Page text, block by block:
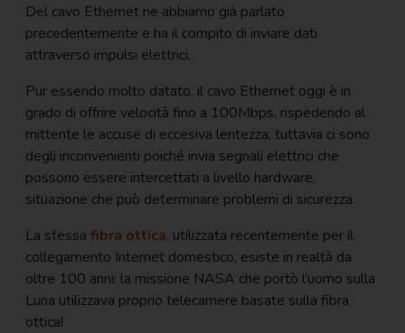
Del cavo Ethernet ne abbiamo già parlato
precedentemente e ha il compito di inviare dati
attraverso impulsi elettrici.
Pur essendo molto datato, il cavo Ethernet oggi è in
grado di offrire velocità fino a 100Mbps, rispedendo al
mittente le accuse di eccesiva lentezza; tuttavia ci sono
degli inconvenienti poiché invia segnali elettrici che
possono essere intercettati a livello hardware,
situazione che può determinare problemi di sicurezza.
La stessa fibra ottica, utilizzata recentemente per il
collegamento Internet domestico, esiste in realtà da
oltre 100 anni: la missione NASA che portò l’uomo sulla
Luna utilizzava proprio telecamere basate sulla fibra
ottica!